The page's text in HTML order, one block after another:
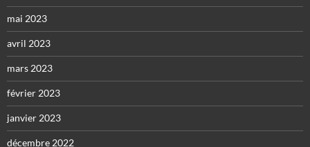
mai 2023
avril 2023
mars 2023
février 2023
janvier 2023
décembre 2022